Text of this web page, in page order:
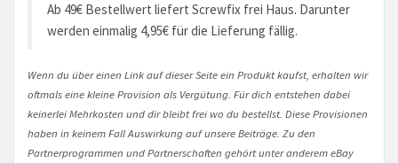
Ab 49€ Bestellwert liefert Screwfix frei Haus. Darunter
werden einmalig 4,95€ für die Lieferung fällig.
Wenn du über einen Link auf dieser Seite ein Produkt kaufst, erhalten wir
oftmals eine kleine Provision als Vergütung. Für dich entstehen dabei
keinerlei Mehrkosten und dir bleibt frei wo du bestellst. Diese Provisionen
haben in keinem Fall Auswirkung auf unsere Beiträge. Zu den
Partnerprogrammen und Partnerschaften gehört unter anderem eBay